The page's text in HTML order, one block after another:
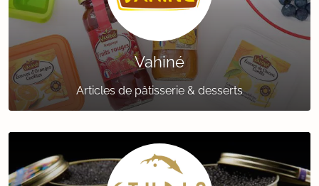
Vahiné
Articles de pâtisserie & desserts